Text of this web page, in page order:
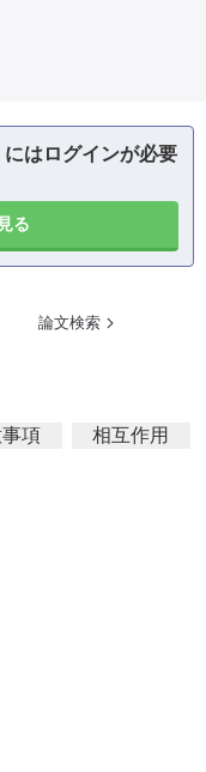
はログインが必要
る
論文検索
項
相互作用